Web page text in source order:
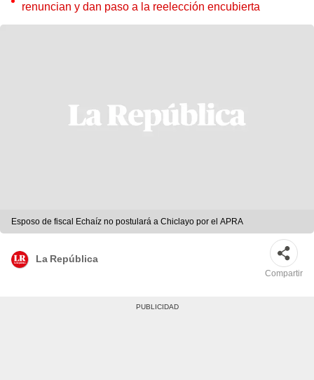
renuncian y dan paso a la reelección encubierta
Esposo de fiscal Echaíz no postulará a Chiclayo por el APRA
La República
Compartir